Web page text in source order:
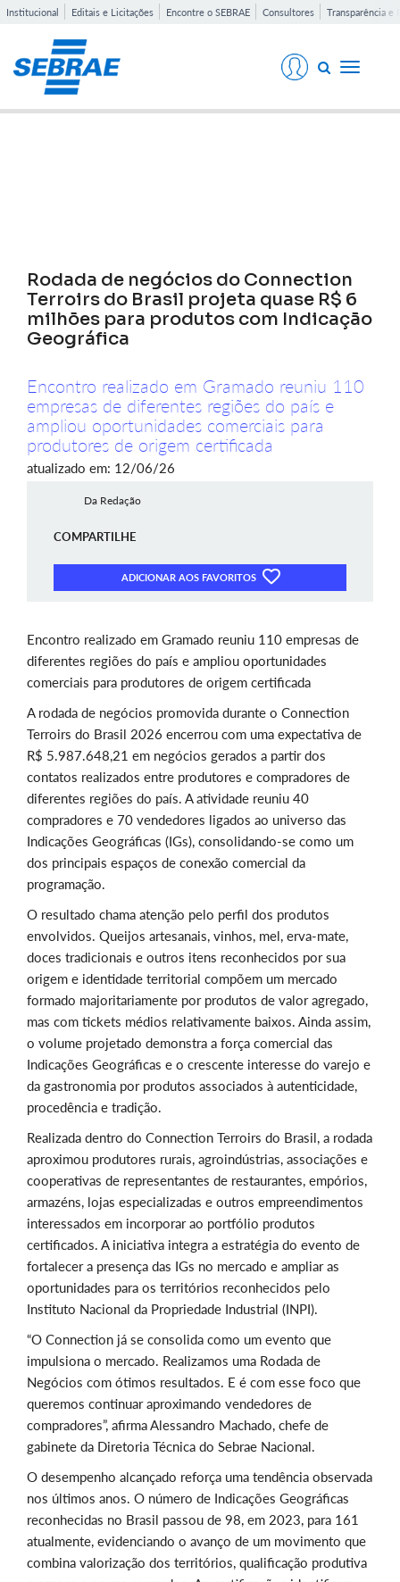
Institucional Editais e Licitações Encontre o SEBRAE Consultores Transparência e
Toggle
Rodada de negócios do Connection
Terroirs do Brasil projeta quase R$ 6
milhões para produtos com Indicação
Geográfica
Encontro realizado em Gramado reuniu 110
empresas de diferentes regiões do país e
ampliou oportunidades comerciais para
produtores de origem certificada
atualizado em: 12/06/26
Da Redação
COMPARTILHE
ADICIONAR AOS FAVORITOS
Encontro realizado em Gramado reuniu 110 empresas de
diferentes regiões do país e ampliou oportunidades
comerciais para produtores de origem certificada
A rodada de negócios promovida durante o Connection
Terroirs do Brasil 2026 encerrou com uma expectativa de
R$ 5.987.648,21 em negócios gerados a partir dos
contatos realizados entre produtores e compradores de
diferentes regiões do país. A atividade reuniu 40
compradores e 70 vendedores ligados ao universo das
Indicações Geográficas (IGs), consolidando-se como um
dos principais espaços de conexão comercial da
programação.
O resultado chama atenção pelo perfil dos produtos
envolvidos. Queijos artesanais, vinhos, mel, erva-mate,
doces tradicionais e outros itens reconhecidos por sua
origem e identidade territorial compõem um mercado
formado majoritariamente por produtos de valor agregado,
mas com tickets médios relativamente baixos. Ainda assim,
o volume projetado demonstra a força comercial das
Indicações Geográficas e o crescente interesse do varejo e
da gastronomia por produtos associados à autenticidade,
procedência e tradição.
Realizada dentro do Connection Terroirs do Brasil, a rodada
aproximou produtores rurais, agroindústrias, associações e
cooperativas de representantes de restaurantes, empórios,
armazéns, lojas especializadas e outros empreendimentos
interessados em incorporar ao portfólio produtos
certificados. A iniciativa integra a estratégia do evento de
fortalecer a presença das IGs no mercado e ampliar as
oportunidades para os territórios reconhecidos pelo
Instituto Nacional da Propriedade Industrial (INPI).
“O Connection já se consolida como um evento que
impulsiona o mercado. Realizamos uma Rodada de
Negócios com ótimos resultados. E é com esse foco que
queremos continuar aproximando vendedores de
compradores”, afirma Alessandro Machado, chefe de
gabinete da Diretoria Técnica do Sebrae Nacional.
O desempenho alcançado reforça uma tendência observada
nos últimos anos. O número de Indicações Geográficas
reconhecidas no Brasil passou de 98, em 2023, para 161
atualmente, evidenciando o avanço de um movimento que
combina valorização dos territórios, qualificação produtiva